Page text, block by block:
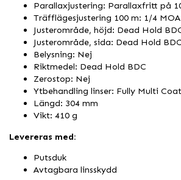
Parallaxjustering: Parallaxfritt på
Träfflägesjustering 100 m: 1/4
Justerområde, höjd: Dead Hold
Justerområde, sida: Dead Hold BDC
Belysning: Nej
Riktmedel: Dead Hold BDC
Zerostop: Nej
Ytbehandling linser: Fully Multi
Längd: 304 mm
Vikt: 410 g
Levereras med:
Putsduk
Avtagbara linsskydd